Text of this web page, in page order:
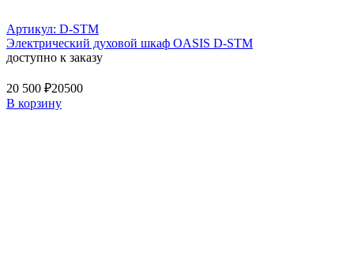
Артикул: D-STM
Электрический духовой шкаф OASIS D-STM
доступно к заказу
20 500 ₽20500
В корзину